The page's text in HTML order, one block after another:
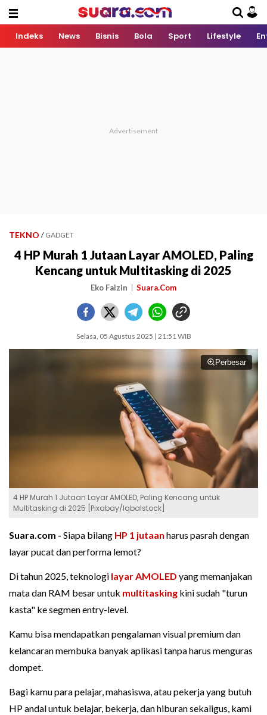
Indeks News Bisnis Bola Sport Lifestyle
TEKNO / GADGET
4 HP Murah 1 Jutaan Layar AMOLED, Paling
Kencang untuk Multitasking di 2025
Eko Faizin Suara.Com
Selasa, 05 Agustus 2025 | 21:51 WIB
Perbesar
4 HP Murah 1 Jutaan Layar AMOLED, Paling Kencang untuk
Multitasking di 2025 [Pixabay/Iqbalstock]
Suara.com - Siapa bilang HP 1 jutaan harus pasrah dengan
layar pucat dan performa lemot?
Di tahun 2025, teknologi layar AMOLED yang memanjakan
mata dan RAM besar untuk multitasking kini sudah "turun
kasta" ke segmen entry-level.
Kamu bisa mendapatkan pengalaman visual premium dan
kelancaran membuka banyak aplikasi tanpa harus menguras
dompet.
Bagi kamu para pelajar, mahasiswa, atau pekerja yang butuh
HP andal untuk belajar, bekerja, dan hiburan sekaligus, kami